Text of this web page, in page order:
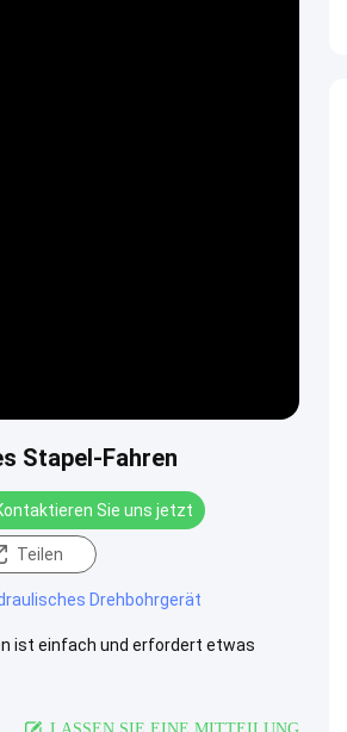
Stapel-Fahren
Sie uns jetzt
Teilen
Drehbohrgerät
ist einfach und erfordert etwas
LASSEN SIE EINE MITTEILUNG